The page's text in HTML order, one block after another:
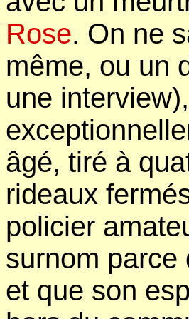
Rose. On ne
même, ou un
une
âgé, tiré à
rideaux
policier
surnom parce
et que son